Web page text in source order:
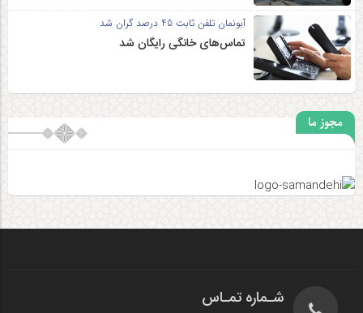
آبونمان تلفن ثابت 45 درصد گران شد
تماس‌های خانگی رایگان شد
مجوز ما
شـماره تمـاس